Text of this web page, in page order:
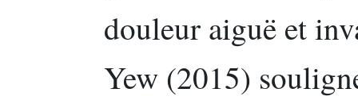
douleur aiguë et
Yew (2015)